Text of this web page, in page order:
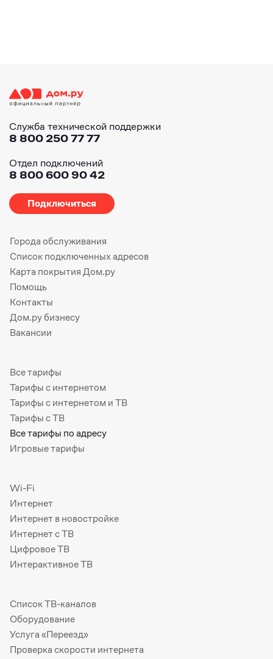
Служба технической поддержки
8 800 250 77 77
Отдел подключений
8 800 600 90 42
Подключиться
Города обслуживания
Список подключенных адресов
Карта покрытия Дом.ру
Помощь
Контакты
Дом.ру бизнесу
Вакансии
Все тарифы
Тарифы с интернетом
Тарифы с интернетом и ТВ
Тарифы с ТВ
Все тарифы по адресу
Игровые тарифы
Wi-Fi
Интернет
Интернет в новостройке
Интернет с ТВ
Цифровое ТВ
Интерактивное ТВ
Список ТВ-каналов
Оборудование
Услуга «Переезд»
Проверка скорости интернета